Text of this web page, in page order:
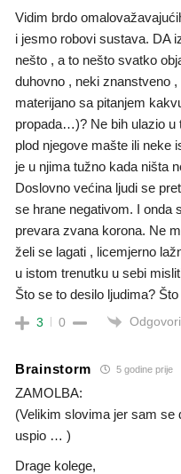
Vidim brdo
i jesmo robovi sustava. DA
nešto , a to nešto svatko
duhovno , neki znanstveno
materijano sa pitanjem
propada…)? Ne bih ulazio u
plod njegove mašte ili neke
je u njima tužno kada ništa
Doslovno većina ljudi se
se hrane negativom. I onda
prevara zvana korona. Ne
želi se lagati , licemjerno
u istom trenutku u sebi
Što se to desilo ljudima?
3 0 Odgovori
Brainstorm 5 godine prije
ZAMOLBA:
(Velikim slovima jer sam se
uspio … )
Drage kolege,